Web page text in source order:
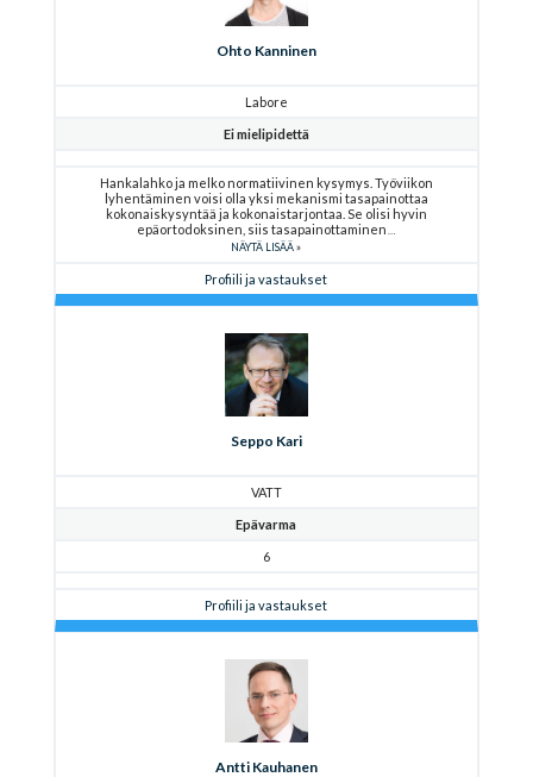
Ohto Kanninen
Labore
Ei mielipidettä
Hankalahko ja melko normatiivinen kysymys. Työviikon
lyhentäminen voisi olla yksi mekanismi tasapainottaa
kokonaiskysyntää ja kokonaistarjontaa. Se olisi hyvin
epäortodoksinen, siis tasapainottaminen
NÄYTÄ LISÄÄ
Profiili ja vastaukset
Seppo Kari
VATT
Epävarma
6
Profiili ja vastaukset
Antti Kauhanen